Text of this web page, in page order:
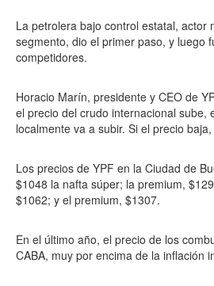
La petrolera bajo control estatal, actor
segmento, dio el primer paso, y luego
competidores.
Horacio Marín, presidente y CEO de
el precio del crudo internacional sube,
localmente va a subir. Si el precio
Los precios de YPF en la Ciudad de
$1048 la nafta súper; la premium,
$1062; y el premium, $1307.
En el último año, el precio de los
CABA, muy por encima de la inflación